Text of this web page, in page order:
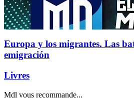
Europa y los migrantes. Las
emigración
Livres
Mdl vous recommande...